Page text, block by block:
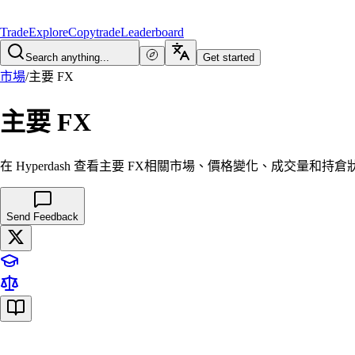
TradeExploreCopytradeLeaderboard
Search anything... Get started
市場/主要 FX
主要 FX
在 Hyperdash 查看主要 FX相關市場、價格變化、成交量和持倉
Send Feedback